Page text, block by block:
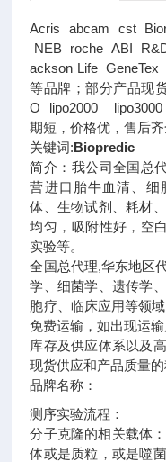
Acris abcam cst
NEB roche ABI
ackson Life
等品牌；部分产品现
O lipo2000 lipo3000
期短，价格优，售后
关键词:Biopredic
简介：我公司全国总
营进口胎牛血清、细
体、生物试剂、耗材
均匀，吸附性好，空
实验等。
全国总代理,华东地区
学、细菌学、遗传学
胞疗、临床应用等领
免费运输，如出现运
库存及供应体系以及
现货供应和产品质量的
品牌名称：
测序实验流程：
分子克隆的相关载体
体或是质粒，或是噬